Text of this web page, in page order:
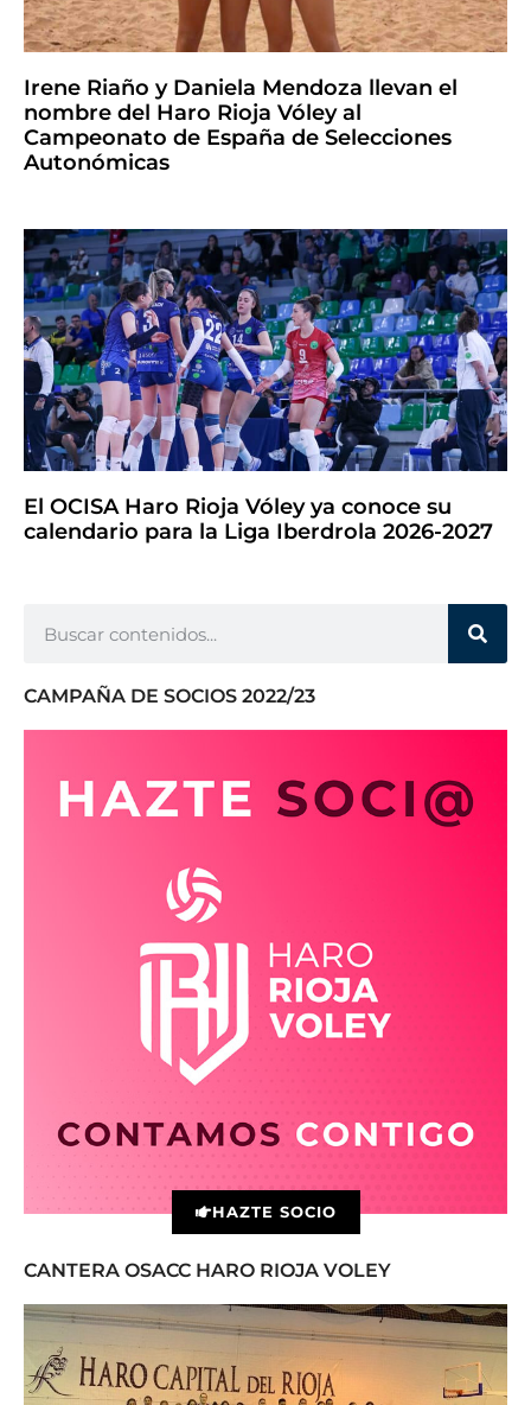
Irene Riaño y Daniela Mendoza llevan el
nombre del Haro Rioja Vóley al
Campeonato de España de Selecciones
Autonómicas
El OCISA Haro Rioja Vóley ya conoce su
calendario para la Liga Iberdrola 2026-2027
CAMPAÑA DE SOCIOS 2022/23
HAZTE SOCIO
CANTERA OSACC HARO RIOJA VOLEY